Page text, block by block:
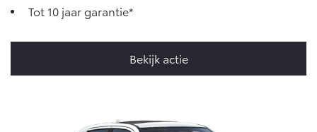
Tot 10 jaar garantie*
Bekijk actie